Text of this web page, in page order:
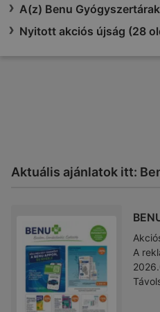
A(z) Benu
Nyitott akciós újság (28
Aktuális ajánlatok itt:
A